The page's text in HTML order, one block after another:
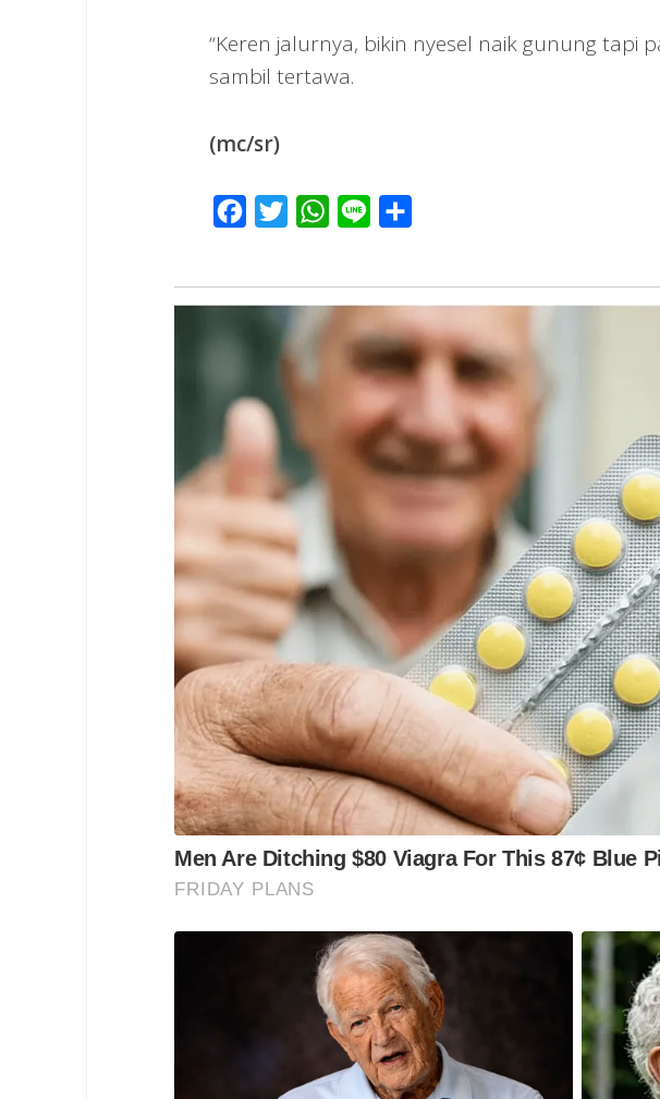
“Keren jalurnya, bikin nyesel naik gunung tapi
sambil tertawa.
(mc/sr)
Facebook
Twitter WhatsApp
Line